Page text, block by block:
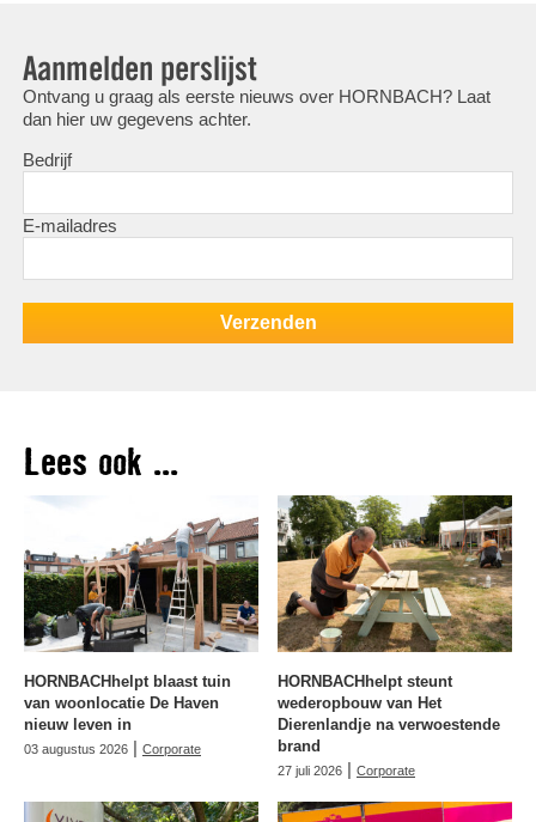
Aanmelden perslijst
Ontvang u graag als eerste nieuws over HORNBACH? Laat
dan hier uw gegevens achter.
Bedrijf
E-mailadres
Lees ook ...
HORNBACHhelpt blaast tuin
van woonlocatie De Haven
nieuw leven in
03 augustus 2026 | Corporate
HORNBACHhelpt steunt
wederopbouw van Het
Dierenlandje na verwoestende
brand
27 juli 2026 | Corporate